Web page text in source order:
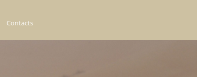
Contacts